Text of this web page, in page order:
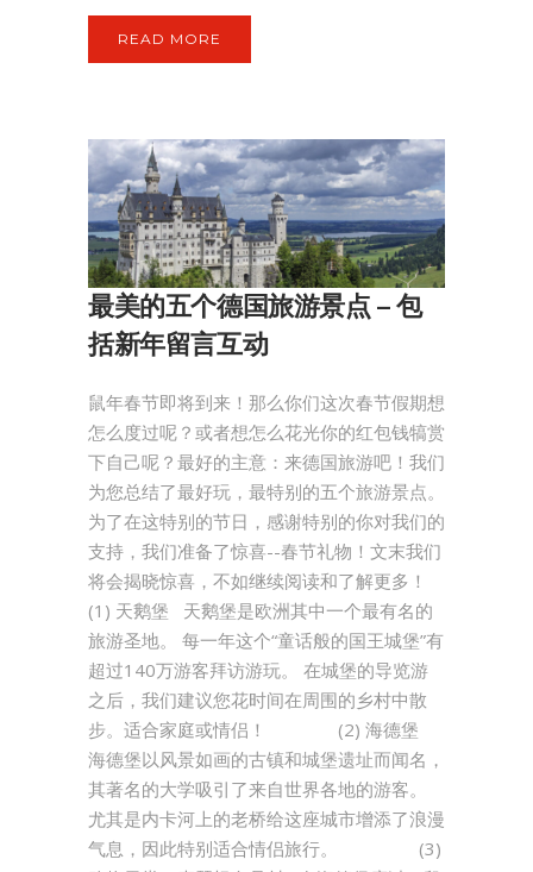
READ MORE
最美的五个德国旅游景点 – 包
括新年留言互动
鼠年春节即将到来！那么你们这次春节假期想
怎么度过呢？或者想怎么花光你的红包钱犒赏
下自己呢？最好的主意：来德国旅游吧！我们
为您总结了最好玩，最特别的五个旅游景点。
为了在这特别的节日，感谢特别的你对我们的
支持，我们准备了惊喜--春节礼物！文末我们
将会揭晓惊喜，不如继续阅读和了解更多！
(1) 天鹅堡 天鹅堡是欧洲其中一个最有名的
旅游圣地。 每一年这个“童话般的国王城堡”有
超过140万游客拜访游玩。 在城堡的导览游
之后，我们建议您花时间在周围的乡村中散
步。适合家庭或情侣！ (2) 海德堡
海德堡以风景如画的古镇和城堡遗址而闻名，
其著名的大学吸引了来自世界各地的游客。
尤其是内卡河上的老桥给这座城市增添了浪漫
气息，因此特别适合情侣旅行。 (3)